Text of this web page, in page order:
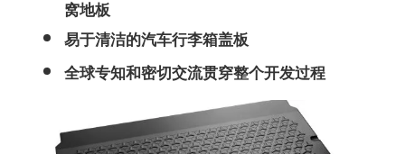
窝地板
易于清洁的汽车行李箱盖板
全球专知和密切交流贯穿整个开发过程